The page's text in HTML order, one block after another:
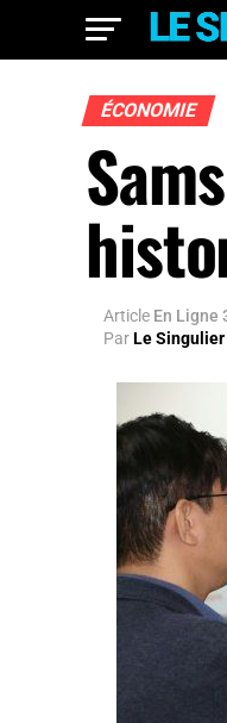
ÉCONOMIE
Article En Ligne
ParLe Singulier